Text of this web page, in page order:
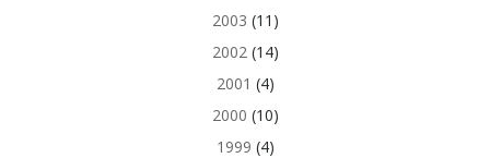
2003 (11)
2002 (14)
2001 (4)
2000 (10)
1999 (4)